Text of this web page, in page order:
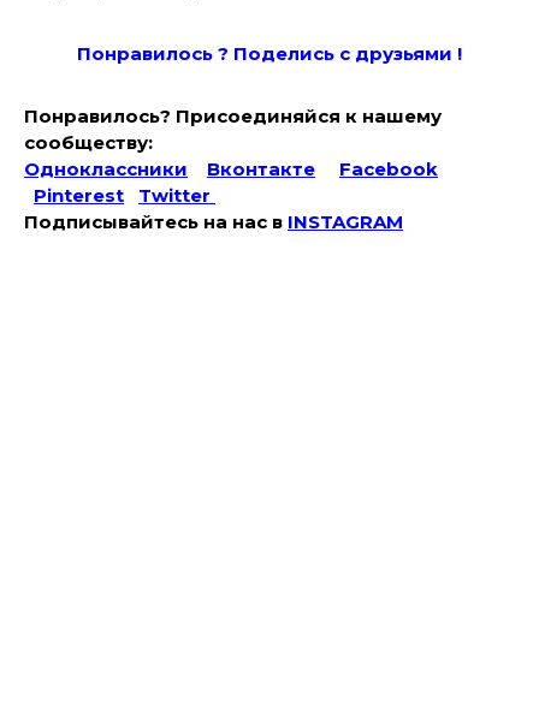
Понравилось ? Поделись с друзьями !
Понравилось? Присоединяйся к нашему
сообществу:
Одноклассники
Вконтакте
Facebook
Pinterest
Twitter
Подписывайтесь на наc в INSTAGRAM